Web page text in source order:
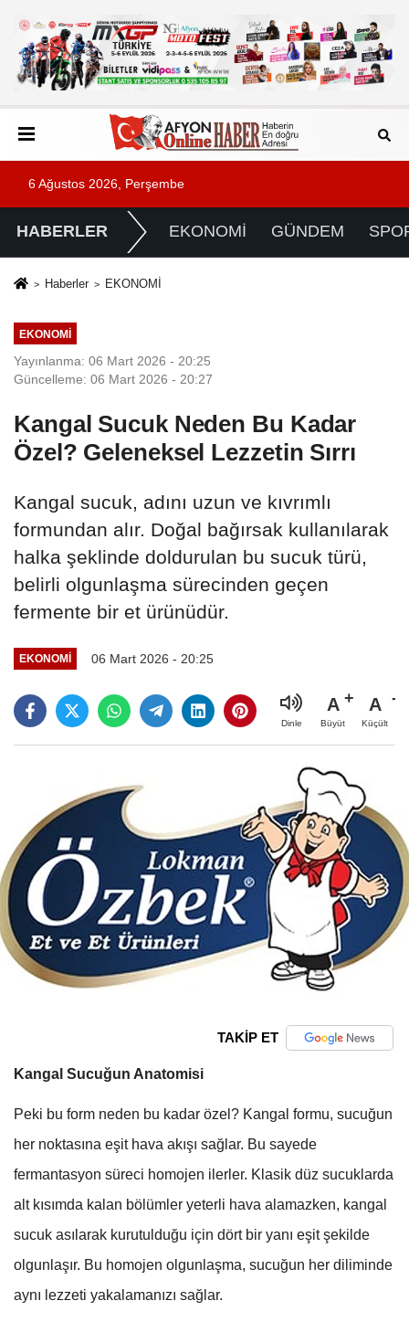
6 Ağustos 2026, Perşembe
HABERLER EKONOMİ GÜNDEM
Haberler EKONOMİ
EKONOMİ
Yayınlanma: 06 Mart 2026 - 20:25
Güncelleme: 06 Mart 2026 - 20:27
Kangal Sucuk Neden Bu Kadar
Özel? Geleneksel Lezzetin Sırrı
Kangal sucuk, adını uzun ve kıvrımlı
formundan alır. Doğal bağırsak kullanılarak
halka şeklinde doldurulan bu sucuk türü,
belirli olgunlaşma sürecinden geçen
fermente bir et ürünüdür.
EKONOMİ 06 Mart 2026 - 20:25
Dinle
A
Büyüt
A
Küçült
TAKİP ET
Kangal Sucuğun Anatomisi
Peki bu form neden bu kadar özel? Kangal formu, sucuğun
her noktasına eşit hava akışı sağlar. Bu sayede
fermantasyon süreci homojen ilerler. Klasik düz sucuklarda
alt kısımda kalan bölümler yeterli hava alamazken, kangal
sucuk asılarak kurutulduğu için dört bir yanı eşit şekilde
olgunlaşır. Bu homojen olgunlaşma, sucuğun her diliminde
aynı lezzeti yakalamanızı sağlar.